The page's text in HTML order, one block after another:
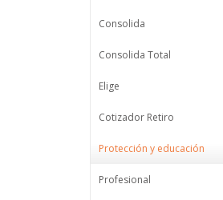
Consolida
Consolida Total
Elige
Cotizador Retiro
Protección y educación
Profesional